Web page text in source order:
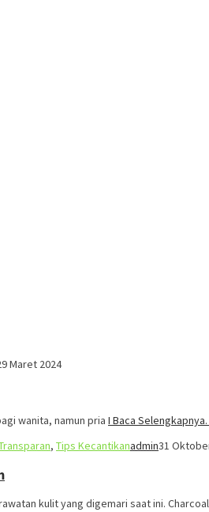
Maret 2024
wanita, namun pria I Baca
, Tips Kecantikanadmin31
kulit yang digemari saat ini.